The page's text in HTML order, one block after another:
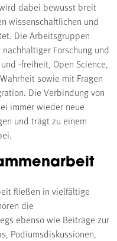
dabei bewusst breit
wissenschaftlichen und
Die Arbeitsgruppen
Forschung und
-freiheit, Open Science,
sowie mit Fragen
Die Verbindung von
immer wieder neue
und trägt zu einem
fließen in vielfältige
die
ebenso wie Beiträge zur
Podiumsdiskussionen,